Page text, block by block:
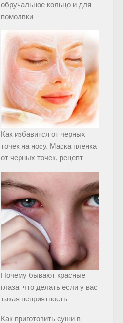
обручальное кольцо и для
помолвки
Как избавится от черных
точек на носу. Маска пленка
от черных точек, рецепт
Почему бывают красные
глаза, что делать если у вас
такая неприятность
Как приготовить суши в